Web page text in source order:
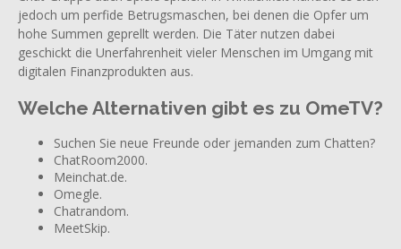
jedoch um perfide Betrugsmaschen, bei denen die Opfer um
hohe Summen geprellt werden. Die Täter nutzen dabei
geschickt die Unerfahrenheit vieler Menschen im Umgang mit
digitalen Finanzprodukten aus.
Welche Alternativen gibt es zu OmeTV?
Suchen Sie neue Freunde oder jemanden zum Chatten?
ChatRoom2000.
Meinchat.de.
Omegle.
Chatrandom.
MeetSkip.